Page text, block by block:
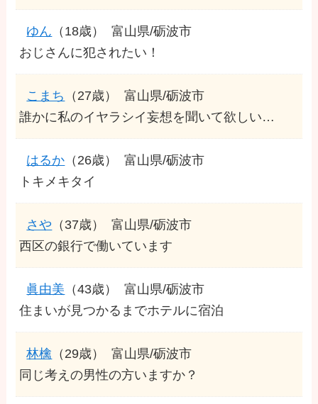
ゆん （18歳）
富山県/砺波市
おじさんに犯されたい！
こまち （27歳）
富山県/砺波市
誰かに私のイヤラシイ妄想を聞いて欲しい…
はるか （26歳）
富山県/砺波市
トキメキタイ
さや （37歳）
富山県/砺波市
西区の銀行で働いています
眞由美 （43歳）
富山県/砺波市
住まいが見つかるまでホテルに宿泊
林檎 （29歳）
富山県/砺波市
同じ考えの男性の方いますか？